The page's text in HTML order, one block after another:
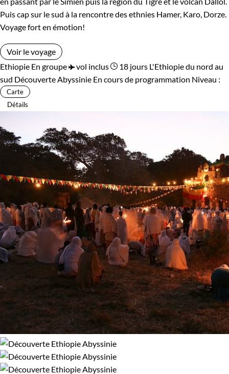
Puis cap sur le sud à la rencontre des ethnies Hamer, Karo, Dorze.
Voyage fort en émotion!
Voir le voyage
Ethiopie En groupe vol inclus 18 jours L'Ethiopie du nord au
sud Découverte Abyssinie En cours de programmation Niveau :
Carte
Détails